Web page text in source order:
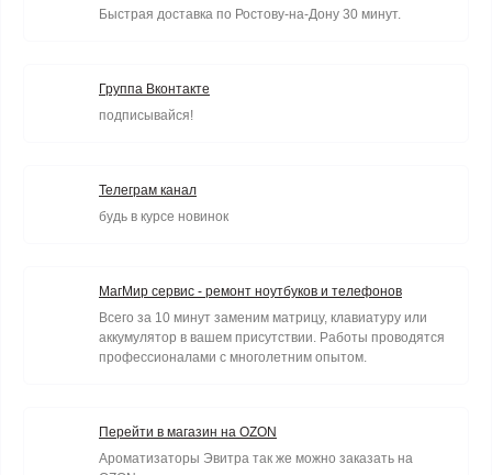
Быстрая доставка по Ростову-на-Дону 30 минут.
Группа Вконтакте
подписывайся!
Телеграм канал
будь в курсе новинок
МагМир сервис - ремонт ноутбуков и телефонов
Всего за 10 минут заменим матрицу, клавиатуру или
аккумулятор в вашем присутствии. Работы проводятся
профессионалами с многолетним опытом.
Перейти в магазин на OZON
Ароматизаторы Эвитра так же можно заказать на